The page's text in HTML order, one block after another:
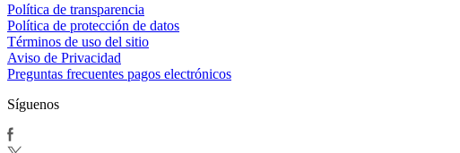
Política de transparencia
Política de protección de datos
Términos de uso del sitio
Aviso de Privacidad
Preguntas frecuentes pagos electrónicos
Síguenos